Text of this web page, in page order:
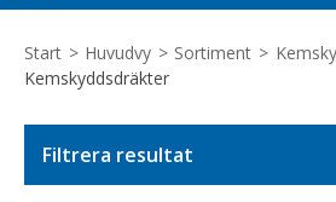
HJÄLP
nya
kunder
KONTAKT
Start > Huvudvy > Sortiment >
Kemskyddsdräkter
Filtrera resultat